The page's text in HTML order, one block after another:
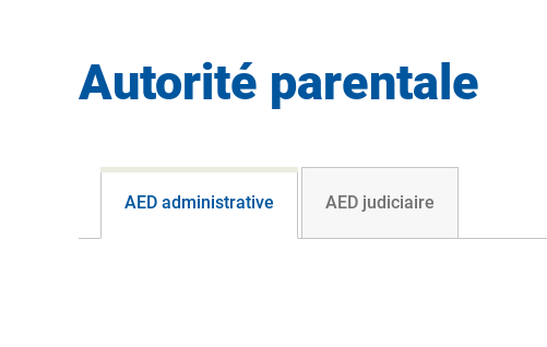
Autorité parentale
AED administrative AED judiciaire